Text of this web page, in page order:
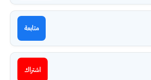
متابعة
اشتراك